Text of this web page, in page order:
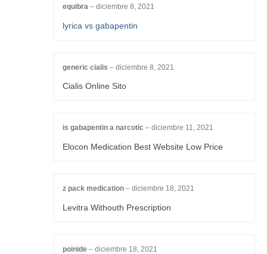
equibra – diciembre 8, 2021
lyrica vs gabapentin
generic cialis – diciembre 8, 2021
Cialis Online Sito
is gabapentin a narcotic – diciembre 11, 2021
Elocon Medication Best Website Low Price
z pack medication – diciembre 18, 2021
Levitra Withouth Prescription
poinide – diciembre 18, 2021